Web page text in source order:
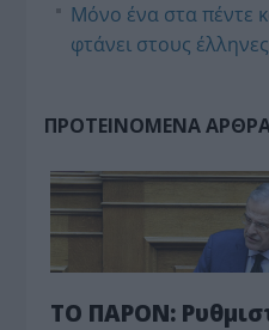
Μόνο ένα στα πέντε
φτάνει στους
ΠΡΟΤΕΙΝΟΜΕΝΑ
ΤΟ ΠΑΡΟΝ: